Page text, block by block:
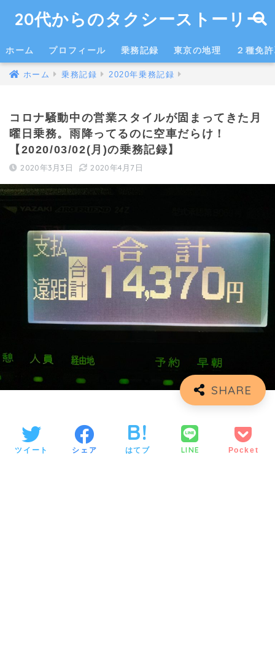
20代からのタクシーストーリー
ホーム プロフィール 乗務記録 東京の地理 ２種免
ホーム 乗務記録 2020年乗務記録
コロナ騒動中の営業スタイルが固まってきた月
曜日乗務。雨降ってるのに空車だらけ！
【2020/03/02(月)の乗務記録】
2020年3月3日 2020年4月7日
ツイート シェア はてブ LINE Pocket